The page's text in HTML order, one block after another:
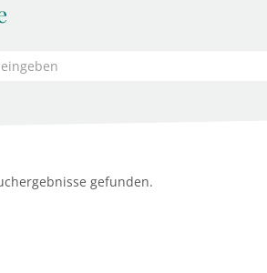
gefunden.